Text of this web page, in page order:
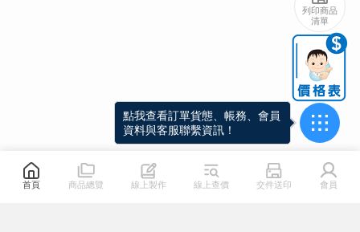
點我查看訂單貨態、帳務、會員
資料與客服聯繫資訊！
列印商品
清單
首頁 商品總覽 線上製作 線上查價 交件送印 會員